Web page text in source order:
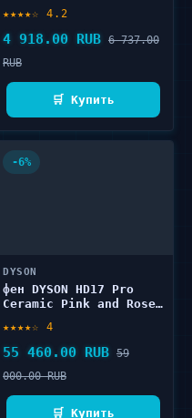
★★★★☆ 4.2
4 918.00 RUB 6 737.00
RUB
🛒 Купить
-6%
DYSON
фен DYSON HD17 Pro
Ceramic Pink and Rose
★★★★☆ 4
55 460.00 RUB 59
000.00 RUB
🛒 Купить